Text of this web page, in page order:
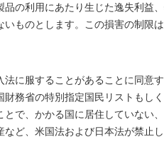
の利用にあたり生じた逸失利益
ものとします。この損害の制限
に服することがあることに同
務省の特別指定国民リストも
で、かかる国に居住していない
ど、米国法および日本法が禁止